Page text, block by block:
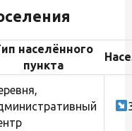
населённого
пункта